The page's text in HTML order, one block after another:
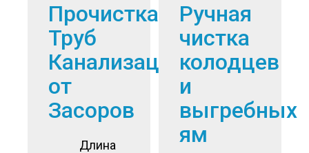
Прочистка
Труб
Канализации
от
Засоров
Длина
Ручная
чистка
колодцев
и
выгребных
ям